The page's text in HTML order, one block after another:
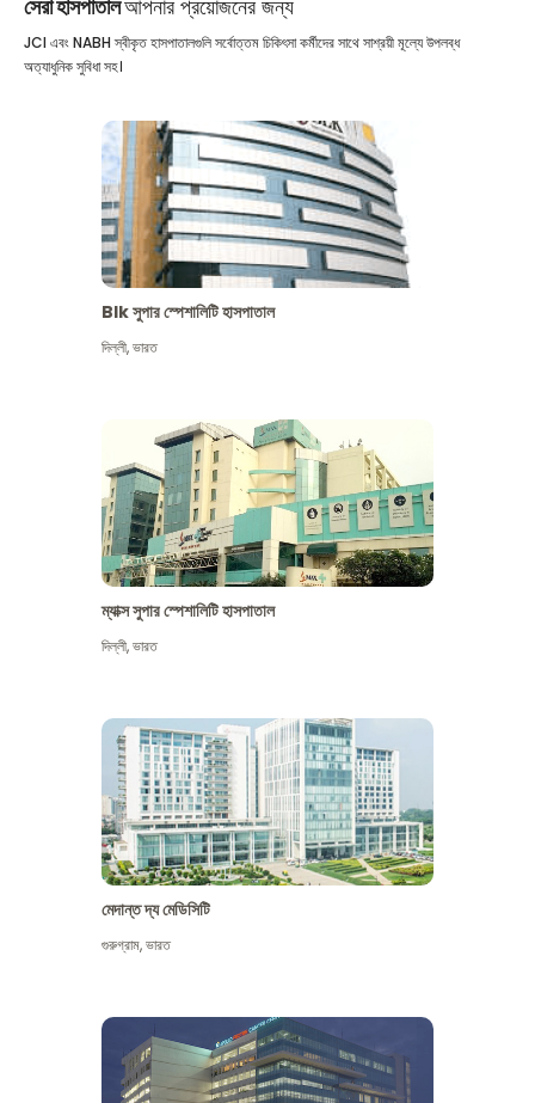
সেরা হাসপাতালআপনার প্রয়োজনের জন্য
JCI এবং NABH স্বীকৃত হাসপাতালগুলি সর্বোত্তম চিকিৎসা কর্মীদের সাথে সাশ্রয়ী মূল্যে উপলব্ধ
অত্যাধুনিক সুবিধা সহ।
Blk সুপার স্পেশালিটি হাসপাতাল
দিল্লী,ভারত
ম্যাক্স সুপার স্পেশালিটি হাসপাতাল
দিল্লী,ভারত
মেদান্ত দ্য মেডিসিটি
গুরুগ্রাম,ভারত